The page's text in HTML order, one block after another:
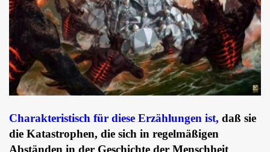
Charakteristisch für diese Erzählungen ist, daß sie
die Katastrophen, die sich in regelmäßigen
Abständen in der Geschichte der Menschheit